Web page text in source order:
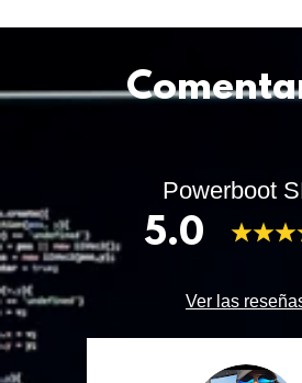
Powerboot
5.0
Ver las